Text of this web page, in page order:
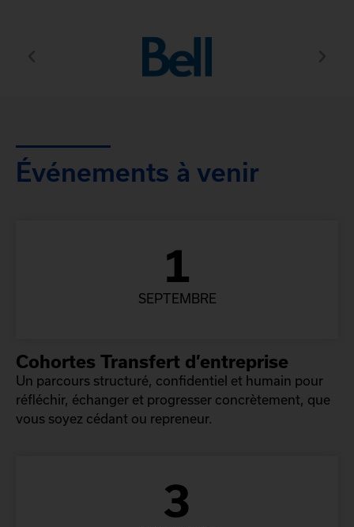
Événements à venir
1
SEPTEMBRE
Cohortes Transfert d’entreprise
Un parcours structuré, confidentiel et humain pour
réfléchir, échanger et progresser concrètement, que
vous soyez cédant ou repreneur.
3